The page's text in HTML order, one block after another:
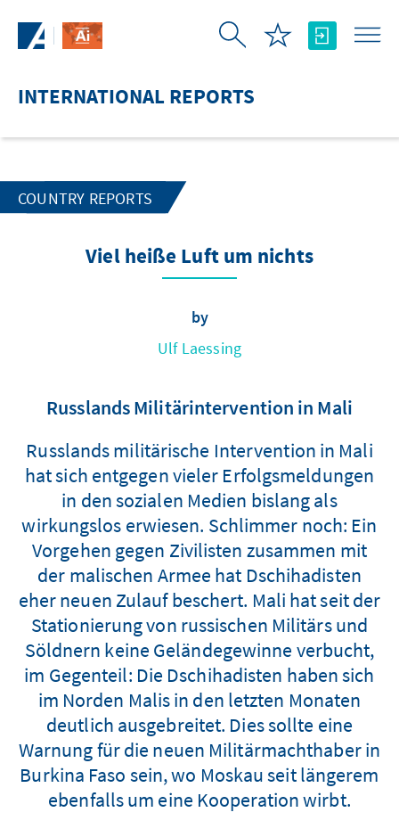
INTERNATIONAL REPORTS
COUNTRY REPORTS
Viel heiße Luft um nichts
by
Ulf Laessing
Russlands Militärintervention in Mali
Russlands militärische Intervention in Mali
hat sich entgegen vieler Erfolgsmeldungen
in den sozialen Medien bislang als
wirkungslos erwiesen. Schlimmer noch: Ein
Vorgehen gegen Zivilisten zusammen mit
der malischen Armee hat Dschihadisten
eher neuen Zulauf beschert. Mali hat seit der
Stationierung von russischen Militärs und
Söldnern keine Geländegewinne verbucht,
im Gegenteil: Die Dschihadisten haben sich
im Norden Malis in den letzten Monaten
deutlich ausgebreitet. Dies sollte eine
Warnung für die neuen Militärmachthaber in
Burkina Faso sein, wo Moskau seit längerem
ebenfalls um eine Kooperation wirbt.